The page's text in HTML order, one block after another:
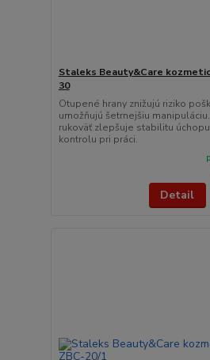
Staleks Beauty&Care
30
Otupené hrany znižujú riziko
umožňujú šetrnejšiu
rukoväť zlepšuje stabilitu
kontrolu pri práci.
Detail